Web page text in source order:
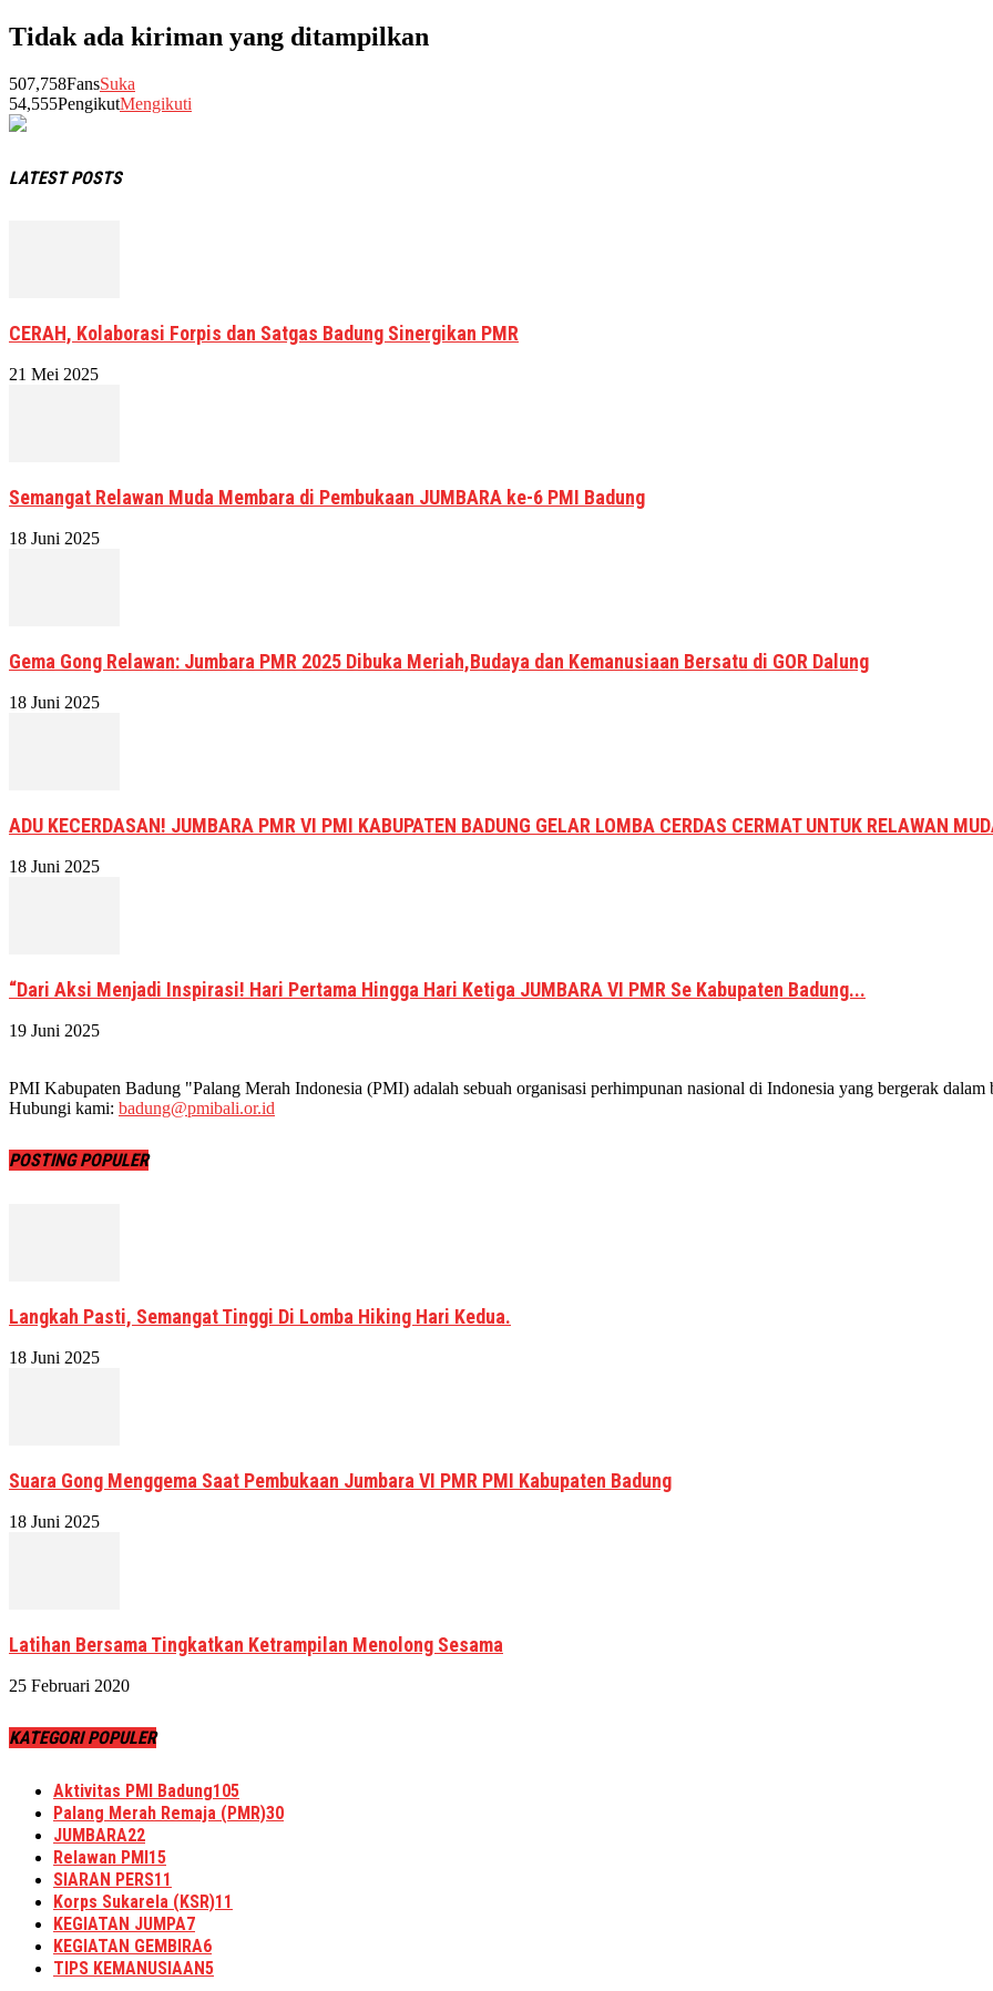
Tidak ada kiriman yang ditampilkan
507,758FansSuka
54,555PengikutMengikuti
LATEST POSTS
CERAH, Kolaborasi Forpis dan Satgas Badung Sinergikan PMR
21 Mei 2025
Semangat Relawan Muda Membara di Pembukaan JUMBARA ke-6 PMI Badung
18 Juni 2025
Gema Gong Relawan: Jumbara PMR 2025 Dibuka Meriah,Budaya dan Kemanusiaan Bersatu di GOR Dalung
18 Juni 2025
ADU KECERDASAN! JUMBARA PMR VI PMI KABUPATEN BADUNG GELAR LOMBA CERDAS CERMAT UNTUK RELAWAN
18 Juni 2025
“Dari Aksi Menjadi Inspirasi! Hari Pertama Hingga Hari Ketiga JUMBARA VI PMR Se Kabupaten Badung...
19 Juni 2025
PMI Kabupaten Badung "Palang Merah Indonesia (PMI) adalah sebuah organisasi perhimpunan nasional di Indonesia yang bergerak dalam
Hubungi kami: badung@pmibali.or.id
POSTING POPULER
Langkah Pasti, Semangat Tinggi Di Lomba Hiking Hari Kedua.
18 Juni 2025
Suara Gong Menggema Saat Pembukaan Jumbara VI PMR PMI Kabupaten Badung
18 Juni 2025
Latihan Bersama Tingkatkan Ketrampilan Menolong Sesama
25 Februari 2020
KATEGORI POPULER
Aktivitas PMI Badung105
Palang Merah Remaja (PMR)30
JUMBARA22
Relawan PMI 15
SIARAN PERS11
Korps Sukarela (KSR)11
KEGIATAN JUMPA7
KEGIATAN GEMBIRA6
TIPS KEMANUSIAAN5